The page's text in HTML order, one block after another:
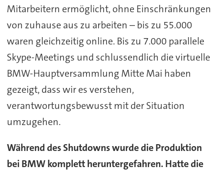
Mitarbeitern ermöglicht, ohne Einschränkungen
von zuhause aus zu arbeiten – bis zu 55.000
waren gleichzeitig online. Bis zu 7.000 parallele
Skype-Meetings und schlussendlich die virtuelle
BMW-Hauptversammlung Mitte Mai haben
gezeigt, dass wir es verstehen,
verantwortungsbewusst mit der Situation
umzugehen.
Während des Shutdowns wurde die Produktion
bei BMW komplett heruntergefahren. Hatte die